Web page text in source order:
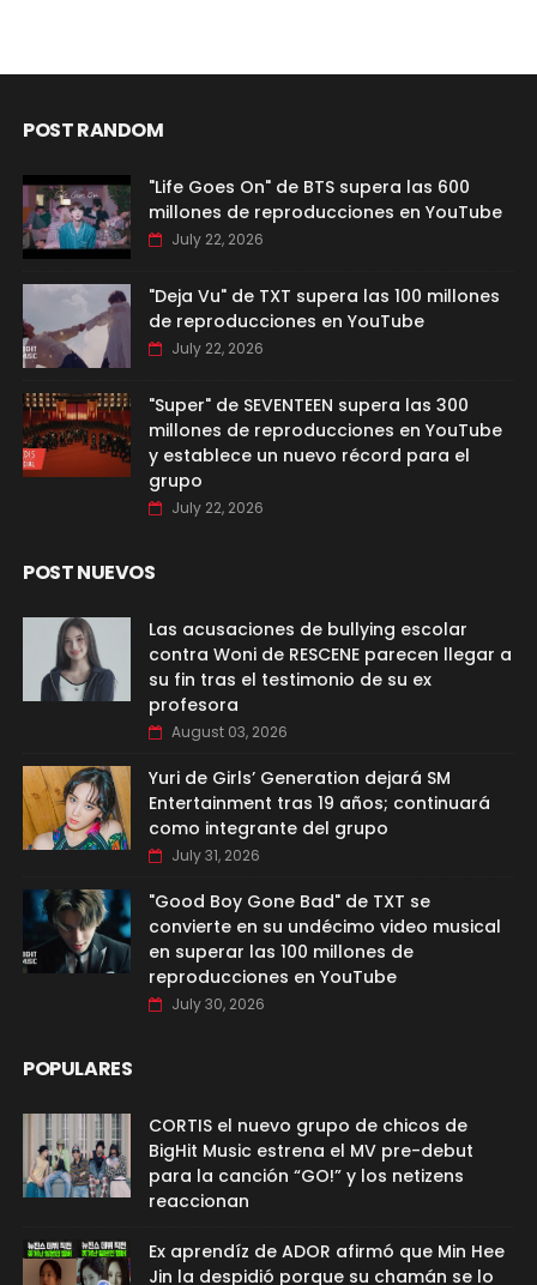
POST RANDOM
"Life Goes On" de BTS supera las 600
millones de reproducciones en YouTube
July 22, 2026
"Deja Vu" de TXT supera las 100 millones
de reproducciones en YouTube
July 22, 2026
"Super" de SEVENTEEN supera las 300
millones de reproducciones en YouTube
y establece un nuevo récord para el
grupo
July 22, 2026
POST NUEVOS
Las acusaciones de bullying escolar
contra Woni de RESCENE parecen llegar a
su fin tras el testimonio de su ex
profesora
August 03, 2026
Yuri de Girls’ Generation dejará SM
Entertainment tras 19 años; continuará
como integrante del grupo
July 31, 2026
"Good Boy Gone Bad" de TXT se
convierte en su undécimo video musical
en superar las 100 millones de
reproducciones en YouTube
July 30, 2026
POPULARES
CORTIS el nuevo grupo de chicos de
BigHit Music estrena el MV pre-debut
para la canción “GO!” y los netizens
reaccionan
Ex aprendíz de ADOR afirmó que Min Hee
Jin la despidió porque su chamán se lo